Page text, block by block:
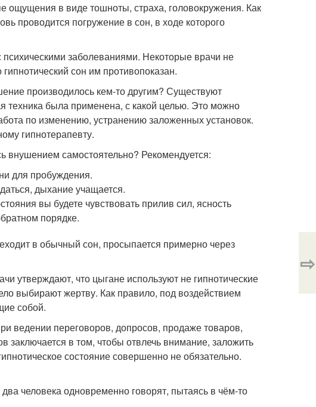
ощущения в виде тошноты, страха, головокружения. Как
проводится погружение в сон, в ходе которого
заболеваниями. Некоторые врачи не
сон им противопоказан.
производилось кем-то другим? Существуют
техника была применена, с какой целью. Это можно
по изменению, устранению заложенных установок.
гипнотерапевту.
внушением самостоятельно? Рекомендуется:
для пробуждения.
дыхание учащается.
вы будете чувствовать прилив сил, ясность
порядке.
в обычный сон, просыпается примерно через
утверждают, что цыгане используют не гипнотические
выбирают жертву. Как правило, под воздействием
собой.
ведении переговоров, допросов, продаже товаров,
заключается в том, чтобы отвлечь внимание, заложить
состояние совершенно не обязательно.
человека одновременно говорят, пытаясь в чём-то
⇨